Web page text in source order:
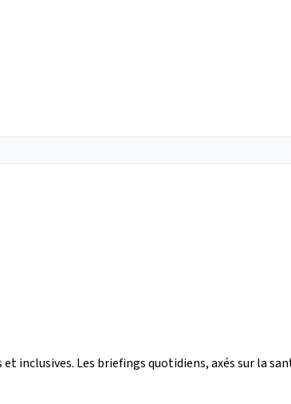
inclusives. Les briefings quotidiens, axés sur la